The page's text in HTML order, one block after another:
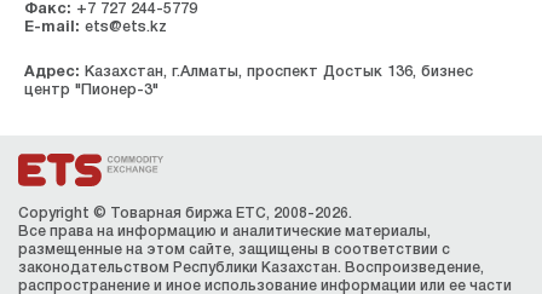
Факс: +7 727 244-5779
E-mail: ets@ets.kz
Адрес: Казахстан, г.Алматы, проспект Достык 136, бизнес
центр "Пионер-3"
Copyright © Товарная биржа ЕТС, 2008-2026.
Все права на информацию и аналитические материалы,
размещенные на этом сайте, защищены в соответствии с
законодательством Республики Казахстан. Воспроизведение,
распространение и иное использование информации или ее части